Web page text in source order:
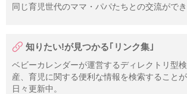
同じ育児世代のママ・パパたちとの交流がで
知りたい!が見つかる｢リンク集｣
ベビーカレンダーが運営するディレクトリ型
産、育児に関する便利な情報を検索すること
日々更新中。